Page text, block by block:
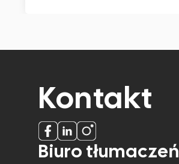
Kontakt
Biuro tłumaczeń